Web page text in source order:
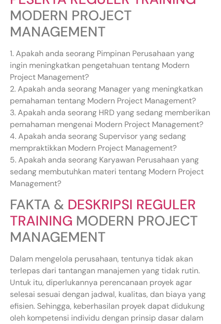
MODERN PROJECT
MANAGEMENT
1. Apakah anda seorang Pimpinan Perusahaan yang
ingin meningkatkan pengetahuan tentang Modern
Project Management?
2. Apakah anda seorang Manager yang meningkatkan
pemahaman tentang Modern Project Management?
3. Apakah anda seorang HRD yang sedang memberikan
pemahaman mengenai Modern Project Management?
4. Apakah anda seorang Supervisor yang sedang
mempraktikkan Modern Project Management?
5. Apakah anda seorang Karyawan Perusahaan yang
sedang membutuhkan materi tentang Modern Project
Management?
FAKTA & DESKRIPSI REGULER
TRAINING MODERN PROJECT
MANAGEMENT
Dalam mengelola perusahaan, tentunya tidak akan
terlepas dari tantangan manajemen yang tidak rutin.
Untuk itu, diperlukannya perencanaan proyek agar
selesai sesuai dengan jadwal, kualitas, dan biaya yang
efisien. Sehingga, keberhasilan proyek dapat didukung
oleh kompetensi individu dengan prinsip dasar dalam